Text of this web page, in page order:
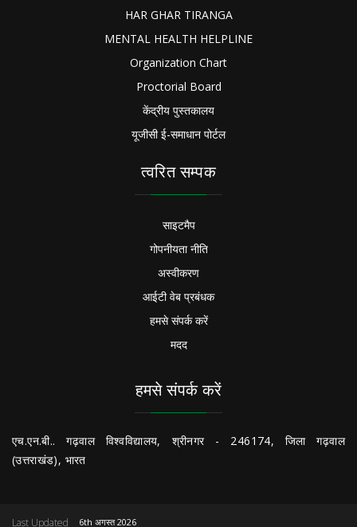
HAR GHAR TIRANGA
MENTAL HEALTH HELPLINE
Organization Chart
Proctorial Board
केंद्रीय पुस्तकालय
यूजीसी ई-समाधान पोर्टल
त्वरित सम्पक
साइटमैप
गोपनीयता नीति
अस्वीकरण
आईटी वेब प्रबंधक
हमसे संपर्क करें
मदद
हमसे संपर्क करें
एच.एन.बी.. गढ़वाल विश्वविद्यालय, श्रीनगर - 246174, जिला गढ़वाल
(उत्तराखंड), भारत
Last Updated 6th अगस्त 2026